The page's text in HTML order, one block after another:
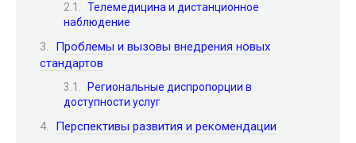
Телемедицина и дистанционное
наблюдение
Проблемы и вызовы внедрения новых
стандартов
Региональные диспропорции в
доступности услуг
Перспективы развития и рекомендации